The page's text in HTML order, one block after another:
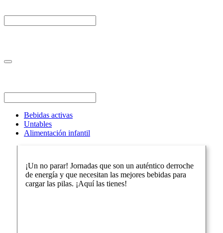
Bebidas activas
Untables
Alimentación infantil
¡Un no parar! Jornadas que son un auténtico derroche
de energía y que necesitan las mejores bebidas para
cargar las pilas. ¡Aquí las tienes!